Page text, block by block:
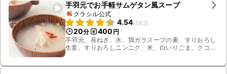
手羽元でお手軽サムゲタン風スープ
クラシル公式
4.54(142)
20分 400 円
手羽元、長ねぎ、水、鶏ガラスープの素、すりおろし
生姜、すりおろしニンニク、米、白いりごま、クコの